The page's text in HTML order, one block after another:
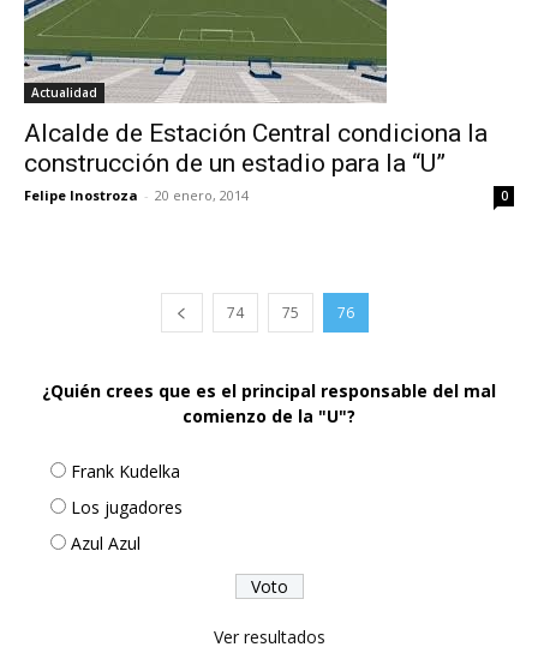
Actualidad
Alcalde de Estación Central condiciona la
construcción de un estadio para la “U”
Felipe Inostroza - 20 enero, 2014 0
74 75 76
¿Quién crees que es el principal responsable del mal
comienzo de la "U"?
Frank Kudelka
Los jugadores
Azul Azul
Ver resultados